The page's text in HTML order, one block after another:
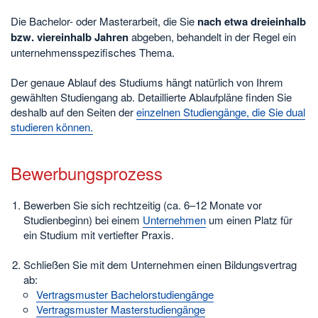
Die Bachelor- oder Masterarbeit, die Sie nach etwa dreieinhalb
bzw. viereinhalb Jahrenabgeben, behandelt in der Regel ein
unternehmensspezifisches Thema.
Der genaue Ablauf des Studiums hängt natürlich von Ihrem
gewählten Studiengang ab. Detaillierte Ablaufpläne finden Sie
deshalb auf den Seiten dereinzelnen Studiengänge, die Sie dual
studieren können.
Bewerbungsprozess
Bewerben Sie sich rechtzeitig (ca. 6–12 Monate vor
Studienbeginn) bei einem Unternehmen um einen Platz für
ein Studium mit vertiefter Praxis.
Schließen Sie mit dem Unternehmen einen Bildungsvertrag
ab:
Vertragsmuster Bachelorstudiengänge
Vertragsmuster Masterstudiengänge